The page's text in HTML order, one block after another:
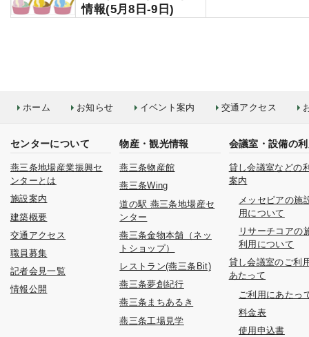
情報(5月8日-9日)
ホーム お知らせ イベント案内 交通アクセス
センターについて
燕三条地場産業振興セ
ンターとは
施設案内
建築概要
交通アクセス
職員募集
記者会見一覧
情報公開
物産・観光情報
燕三条物産館
燕三条Wing
道の駅 燕三条地場産セ
ンター
燕三条金物本舗（ネッ
トショップ）
レストラン(燕三条Bit)
燕三条夢創紀行
燕三条まちあるき
燕三条工場見学
会議室・設備の
貸し会議室などの
案内
メッセピアの施
用について
リサーチコアの
利用について
貸し会議室のご利
あたって
ご利用にあたっ
料金表
使用申込書